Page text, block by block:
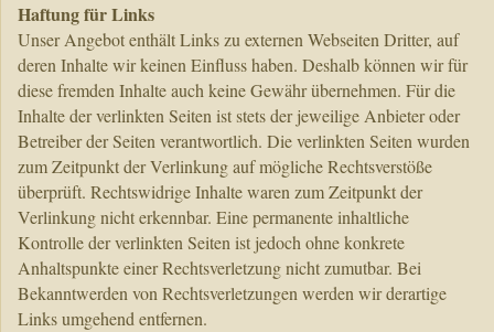
Haftung für Links
Unser Angebot enthält Links zu externen Webseiten Dritter, auf
deren Inhalte wir keinen Einfluss haben. Deshalb können wir für
diese fremden Inhalte auch keine Gewähr übernehmen. Für die
Inhalte der verlinkten Seiten ist stets der jeweilige Anbieter oder
Betreiber der Seiten verantwortlich. Die verlinkten Seiten wurden
zum Zeitpunkt der Verlinkung auf mögliche Rechtsverstöße
überprüft. Rechtswidrige Inhalte waren zum Zeitpunkt der
Verlinkung nicht erkennbar. Eine permanente inhaltliche
Kontrolle der verlinkten Seiten ist jedoch ohne konkrete
Anhaltspunkte einer Rechtsverletzung nicht zumutbar. Bei
Bekanntwerden von Rechtsverletzungen werden wir derartige
Links umgehend entfernen.